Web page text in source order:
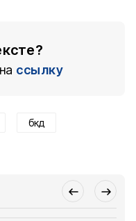
ссылку
бкд